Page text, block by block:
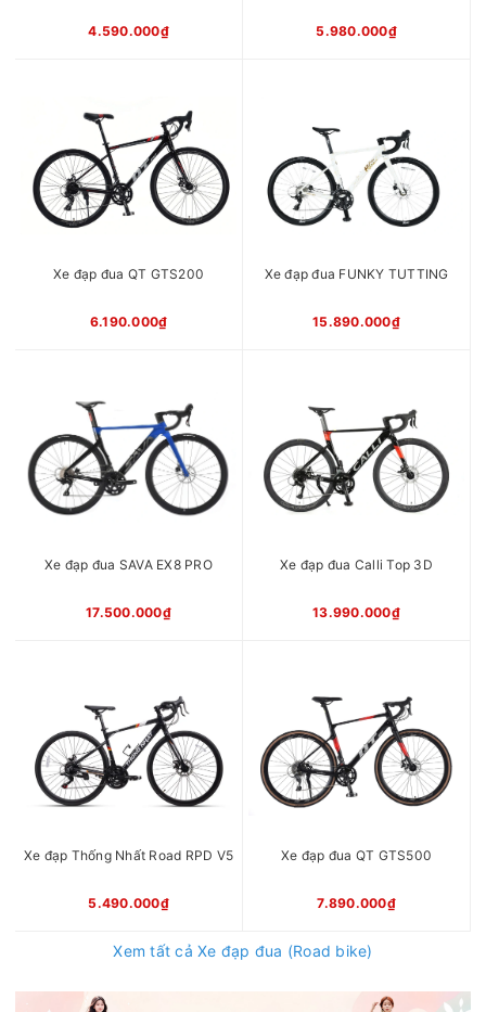
4.590.000₫ 5.980.000₫
Xe đạp đua QT GTS200
6.190.000₫
Xe đạp đua FUNKY TUTTING
15.890.000₫
Xe đạp đua SAVA EX8 PRO
17.500.000₫
Xe đạp đua Calli Top 3D
13.990.000₫
Xe đạp Thống Nhất Road RPD V5
5.490.000₫
Xe đạp đua QT GTS500
7.890.000₫
Xem tất cả Xe đạp đua (Road bike)